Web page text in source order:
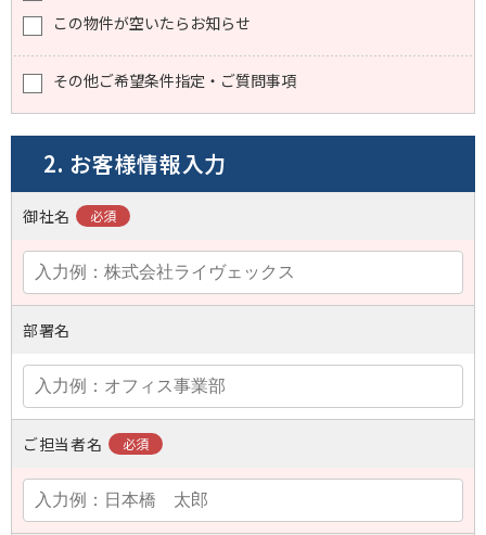
この物件が空いたらお知らせ
その他ご希望条件指定・ご質問事項
2. お客様情報入力
御社名
部署名
ご担当者名